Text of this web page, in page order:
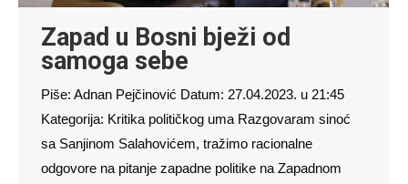
Zapad u Bosni bježi od
samoga sebe
Piše: Adnan Pejčinović Datum: 27.04.2023. u 21:45
Kategorija: Kritika političkog uma Razgovaram sinoć
sa Sanjinom Salahovićem, tražimo racionalne
odgovore na pitanje zapadne politike na Zapadnom